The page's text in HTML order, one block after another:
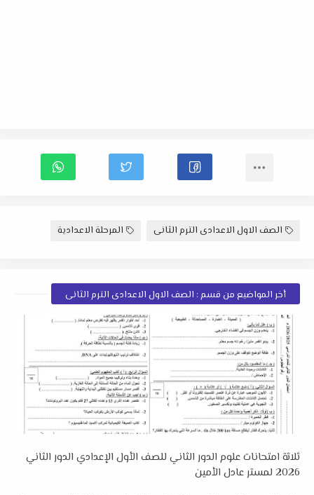
الصف الاول الاعدادى الترم الثانى المرحلة الاعدادية
أخر المواضيع من قسم : الصف الاول الاعدادى الترم الثانى
ثلاثة امتحانات علوم الدور الثاني للصف الأول الإعدادي الدور الثاني
2026 لمستر عادل الأمين